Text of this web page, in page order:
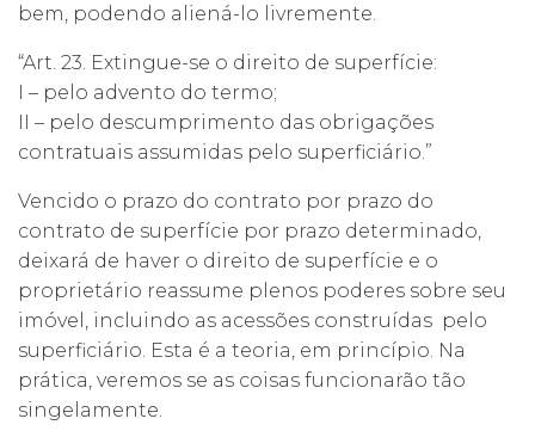
bem, podendo aliená-lo livremente.
“Art. 23. Extingue-se o direito de superfície:
I – pelo advento do termo;
II – pelo descumprimento das obrigações
contratuais assumidas pelo superficiário.”
Vencido o prazo do contrato por prazo do
contrato de superfície por prazo determinado,
deixará de haver o direito de superfície e o
proprietário reassume plenos poderes sobre seu
imóvel, incluindo as acessões construídas pelo
superficiário. Esta é a teoria, em princípio. Na
prática, veremos se as coisas funcionarão tão
singelamente.